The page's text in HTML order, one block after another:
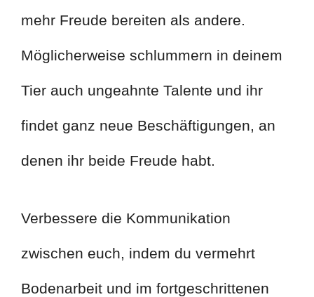
mehr Freude bereiten als andere.
Möglicherweise schlummern in deinem
Tier auch ungeahnte Talente und ihr
findet ganz neue Beschäftigungen, an
denen ihr beide Freude habt.
Verbessere die Kommunikation
zwischen euch, indem du vermehrt
Bodenarbeit und im fortgeschrittenen